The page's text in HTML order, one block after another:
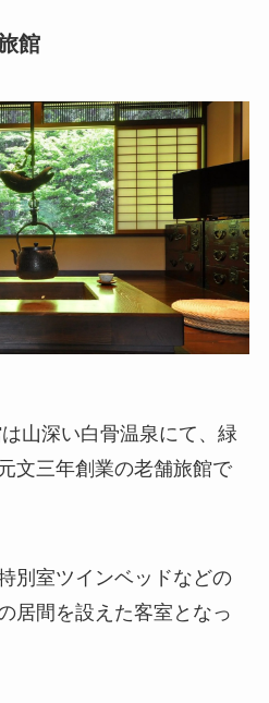
館
山深い白骨温泉にて、緑
文三年創業の老舗旅館で
別室ツインベッドなどの
居間を設えた客室となっ